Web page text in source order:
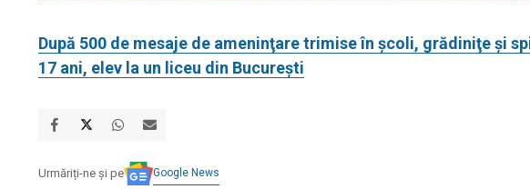
După 500 de mesaje de ameninţare trimise în şcoli, grădiniţe şi
17 ani, elev la un liceu din București
Urmăriți-ne și pe Google News